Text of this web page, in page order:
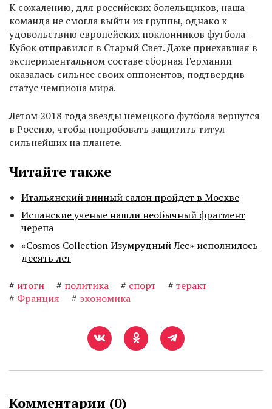
К сожалению, для российских болельщиков, наша
команда не смогла выйти из группы, однако к
удовольствию европейских поклонников футбола –
Кубок отправился в Старый Свет. Даже приехавшая в
экспериментальном составе сборная Германии
оказалась сильнее своих оппонентов, подтвердив
статус чемпиона мира.
Летом 2018 года звезды немецкого футбола вернутся
в Россию, чтобы попробовать защитить титул
сильнейших на планете.
Читайте также
Итальянский винный салон пройдет в Москве
Испанские ученые нашли необычный фрагмент
черепа
«Cosmos Collection Изумрудный Лес» исполнилось
десять лет
# итоги # политика # спорт # теракт
# Франция # экономика
Комментарии (0)